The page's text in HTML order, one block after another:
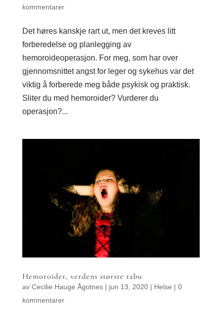
kommentarer
Det høres kanskje rart ut, men det kreves litt
forberedelse og planlegging av
hemoroideoperasjon. For meg, som har over
gjennomsnittet angst for leger og sykehus var det
viktig å forberede meg både psykisk og praktisk.
Sliter du med hemoroider? Vurderer du
operasjon?...
Hemoroider, verdens største tabu
av Cecilie Hauge Ågotnes| jun 13, 2020| Helse | 0
kommentarer